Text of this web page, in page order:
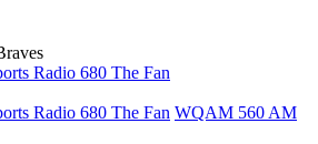
Radio 680 The Fan
Radio 680 The Fan WQAM 560 AM